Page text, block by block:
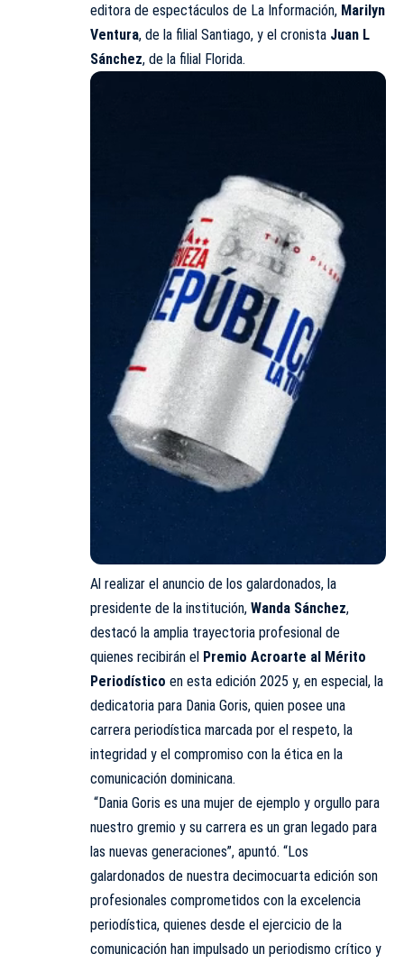
editora de espectáculos de La Información, Marilyn
Ventura, de la filial Santiago, y el cronista Juan L
Sánchez, de la filial Florida.
Al realizar el anuncio de los galardonados, la
presidente de la institución, Wanda Sánchez,
destacó la amplia trayectoria profesional de
quienes recibirán el Premio Acroarte al Mérito
Periodístico en esta edición 2025 y, en especial, la
dedicatoria para Dania Goris, quien posee una
carrera periodística marcada por el respeto, la
integridad y el compromiso con la ética en la
comunicación dominicana.
“Dania Goris es una mujer de ejemplo y orgullo para
nuestro gremio y su carrera es un gran legado para
las nuevas generaciones”, apuntó. “Los
galardonados de nuestra decimocuarta edición son
profesionales comprometidos con la excelencia
periodística, quienes desde el ejercicio de la
comunicación han impulsado un periodismo crítico y